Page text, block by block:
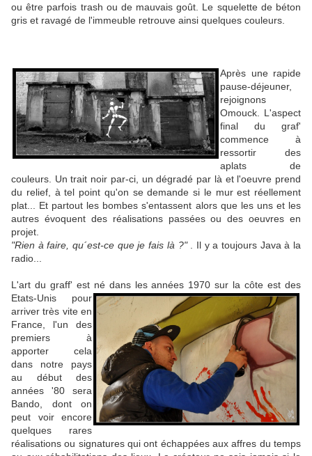
ou être parfois trash ou de mauvais goût. Le squelette de béton
gris et ravagé de l'immeuble retrouve ainsi quelques couleurs.
Après une rapide
pause-déjeuner,
rejoignons
Omouck. L'aspect
final du graf'
commence à
ressortir des
aplats de
couleurs. Un trait noir par-ci, un dégradé par là et l'oeuvre prend
du relief, à tel point qu'on se demande si le mur est réellement
plat... Et partout les bombes s'entassent alors que les uns et les
autres évoquent des réalisations passées ou des oeuvres en
projet.
"Rien à faire, qu´est-ce que je fais là ?". Il y a toujours Java à la
radio...
L'art du graff' est né dans les années 1970 sur la côte est des
Etats-Unis pour
arriver très vite en
France, l'un des
premiers à
apporter cela
dans notre pays
au début des
années '80 sera
Bando, dont on
peut voir encore
quelques rares
réalisations ou signatures qui ont échappées aux affres du temps